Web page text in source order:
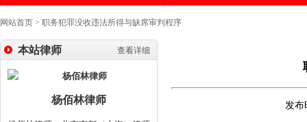
网站首页 > 职务犯罪没收违法所得与缺席审判程序
查看详细
本站律师
杨佰林律师 发